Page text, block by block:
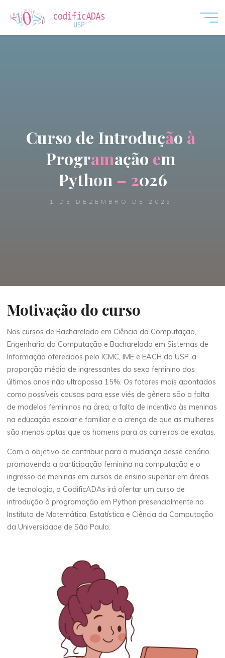
Curso de Introdução à
Programação em
Python – 2026
1 DE DEZEMBRO DE 2025
Motivação do curso
Nos cursos de Bacharelado em Ciência da Computação,
Engenharia da Computação e Bacharelado em Sistemas de
Informação oferecidos pelo ICMC, IME e EACH da USP, a
proporção média de ingressantes do sexo feminino dos
últimos anos não ultrapassa 15%. Os fatores mais apontados
como possíveis causas para esse viés de gênero são a falta
de modelos femininos na área, a falta de incentivo às meninas
na educação escolar e familiar e a crença de que as mulheres
são menos aptas que os homens para as carreiras de exatas.
Com o objetivo de contribuir para a mudança desse cenário,
promovendo a participação feminina na computação e o
ingresso de meninas em cursos de ensino superior em áreas
de tecnologia, o CodificADAs irá ofertar um curso de
introdução à programação em Python presencialmente no
Instituto de Matemática, Estatística e Ciência da Computação
da Universidade de São Paulo.